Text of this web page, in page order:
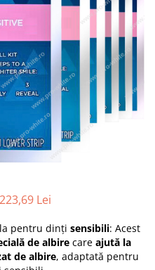
223,69 Lei
pentru dinți sensibili: Acest
de albire care ajută la
de albire, adaptată pentru